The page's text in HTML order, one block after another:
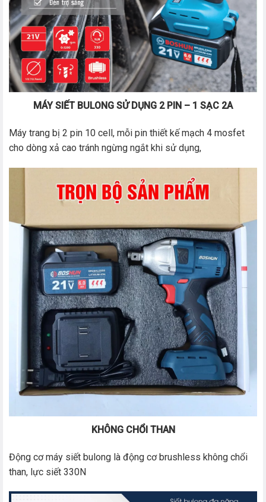
MÁY SIẾT BULONG SỬ DỤNG 2 PIN – 1 SẠC 2A
Máy trang bị 2 pin 10 cell, mỗi pin thiết kế mạch 4 mosfet
cho dòng xả cao tránh ngừng ngắt khi sử dụng,
KHÔNG CHỔI THAN
Động cơ máy siết bulong là động cơ brushless không chổi
than, lực siết 330N